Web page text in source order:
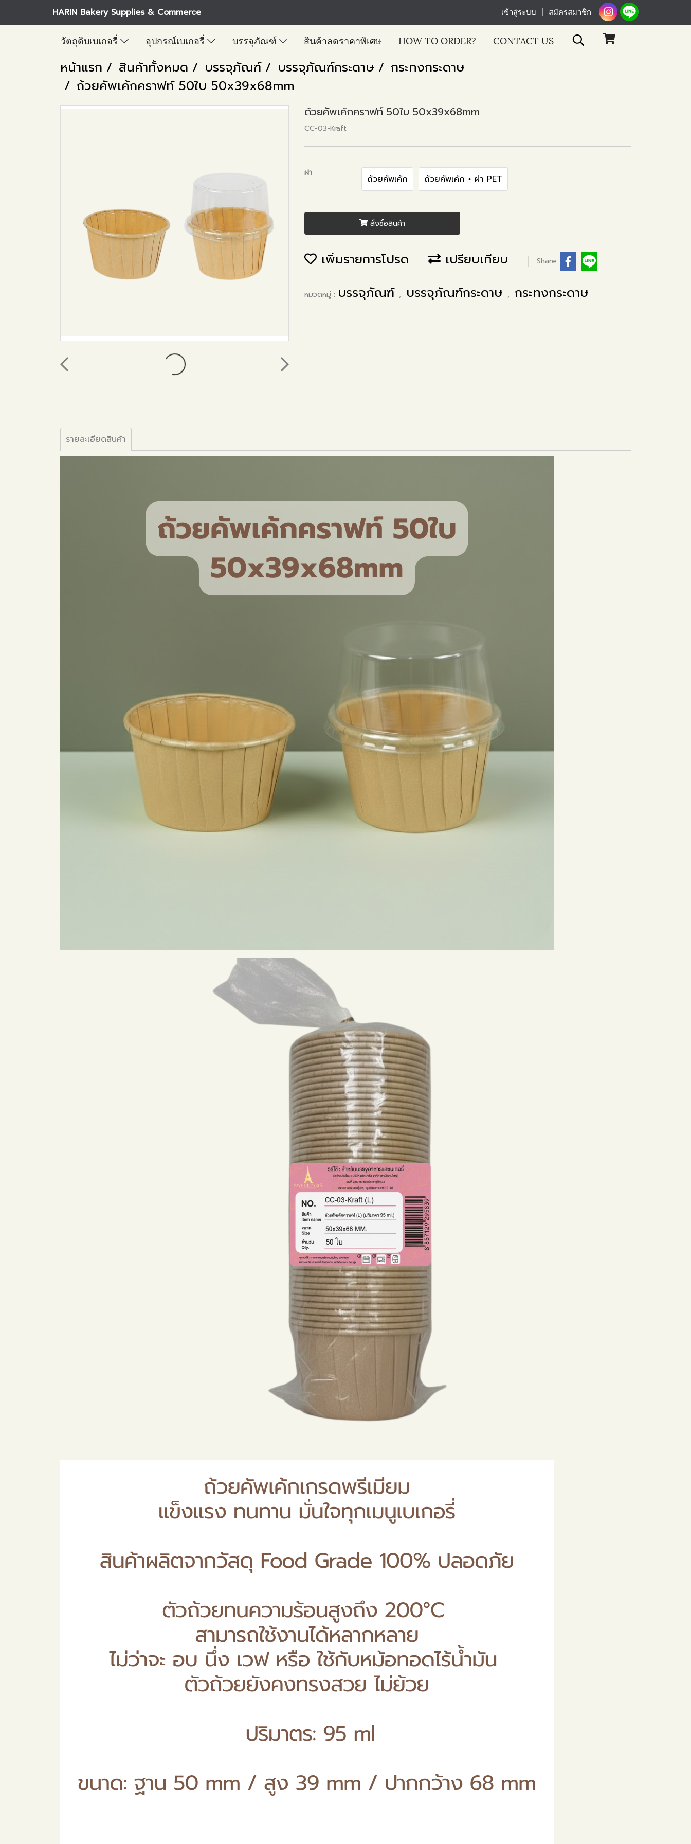
HARIN Bakery Supplies & Commerce เข้าสู่ระบบ สมัครสมาชิก
วัตถุดิบเบเกอรี่ อุปกรณ์เบเกอรี่ บรรจุภัณฑ์ สินค้าลดราคาพิเศษ HOW TO ORDER? CONTACT US
หน้าแรก สินค้าทั้งหมด บรรจุภัณฑ์ บรรจุภัณฑ์กระดาษ
กระทงกระดาษ
ถ้วยคัพเค้กคราฟท์ 50ใบ 50x39x68mm
ถ้วยคัพเค้กคราฟท์ 50ใบ 50x39x68mm
CC-03-Kraft
ฝา
ถ้วยคัพเค้ก ถ้วยคัพเค้ก + ฝา PET
สั่งซื้อสินค้า
เพิ่มรายการโปรด เปรียบเทียบ Share
หมวดหมู่ : บรรจุภัณฑ์ , บรรจุภัณฑ์กระดาษ , กระทงกระดาษ
รายละเอียดสินค้า